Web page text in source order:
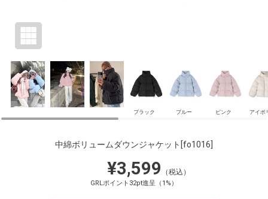
ブラック ブルー ピンク アイボ
中綿ボリュームダウンジャケット [fo1016]
¥3,599 （税込）
GRLポイント32pt進呈（1%）